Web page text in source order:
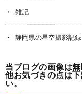
雑記
静岡県の星空撮影記録
当ブログの画像は
他お気づきの点は
い。